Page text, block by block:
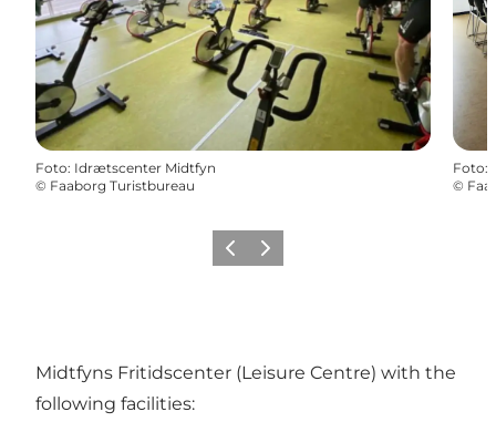
Foto: Idrætscenter Midtfyn
© Faaborg Turistbureau
Foto:
©
Vorige Volgende
Midtfyns Fritidscenter (Leisure Centre) with the
following facilities: